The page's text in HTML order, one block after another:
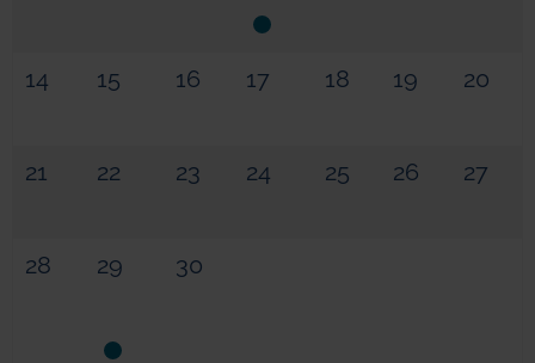
14 15 16 17 18 19 20
21 22 23 24 25 26 27
28 29 30